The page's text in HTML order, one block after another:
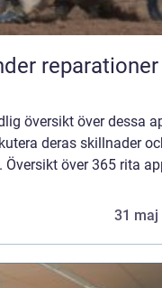
översikt över dessa
deras skillnader
över 365 rita
31 maj